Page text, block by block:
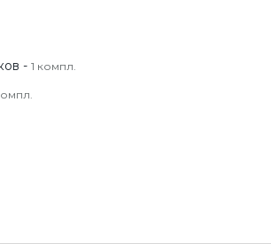
- 1 компл.